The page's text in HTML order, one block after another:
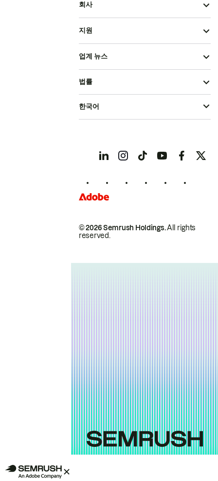
회사
지원
업계 뉴스
© 2026 Semrush Holdings.All rights
reserved.
법률
한국어